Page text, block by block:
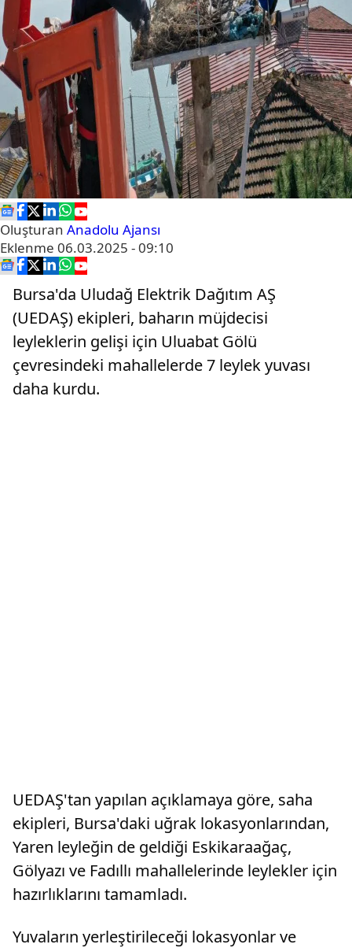
Oluşturan Anadolu Ajansı
Eklenme 06.03.2025 - 09:10
Bursa'da Uludağ Elektrik Dağıtım AŞ
(UEDAŞ) ekipleri, baharın müjdecisi
leyleklerin gelişi için Uluabat Gölü
çevresindeki mahallelerde 7 leylek yuvası
daha kurdu.
UEDAŞ'tan yapılan açıklamaya göre, saha
ekipleri, Bursa'daki uğrak lokasyonlarından,
Yaren leyleğin de geldiği Eskikaraağaç,
Gölyazı ve Fadıllı mahallelerinde leylekler için
hazırlıklarını tamamladı.
Yuvaların yerleştirileceği lokasyonlar ve